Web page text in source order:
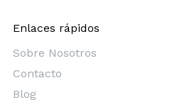
Enlaces rápidos
Sobre Nosotros
Contacto
Blog